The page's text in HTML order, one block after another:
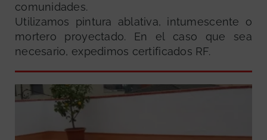
comunidades.
Utilizamos pintura ablativa, intumescente o
mortero proyectado. En el caso que sea
necesario, expedimos certificados RF.